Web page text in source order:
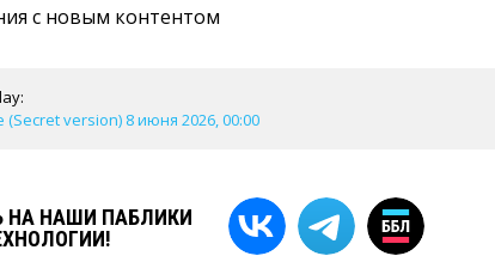
с новым контентом
version) 8 июня 2026, 00:00
НА НАШИ ПАБЛИКИ